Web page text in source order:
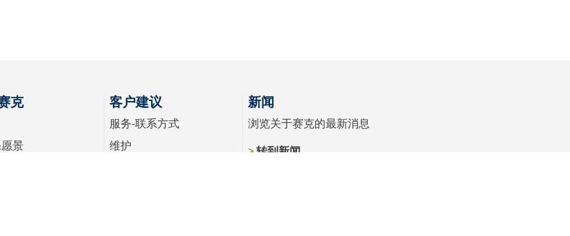
克
景
客户建议
服务-联系方式
维护
新闻
浏览关于赛克的最新消息
转到新闻